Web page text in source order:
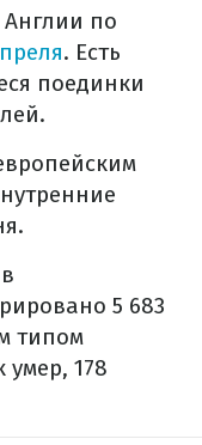
по
. Есть
поединки
5 683
типом
умер, 178